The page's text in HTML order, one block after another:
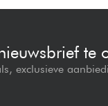
te
exclusieve